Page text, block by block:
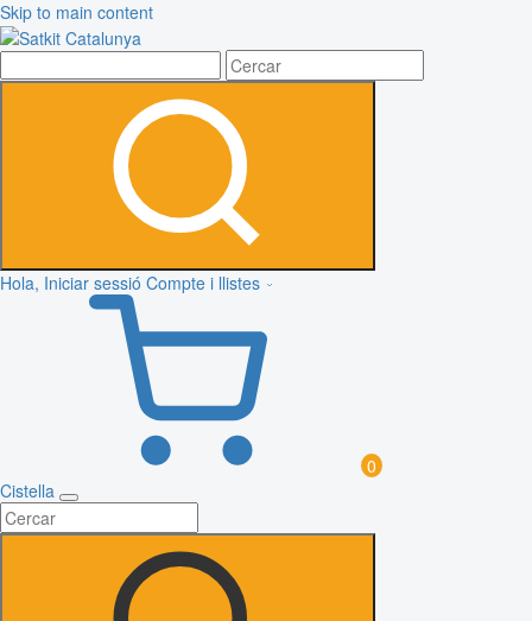
Skip to main content
Hola, Iniciar sessió Compte i llistes
0
Cistella